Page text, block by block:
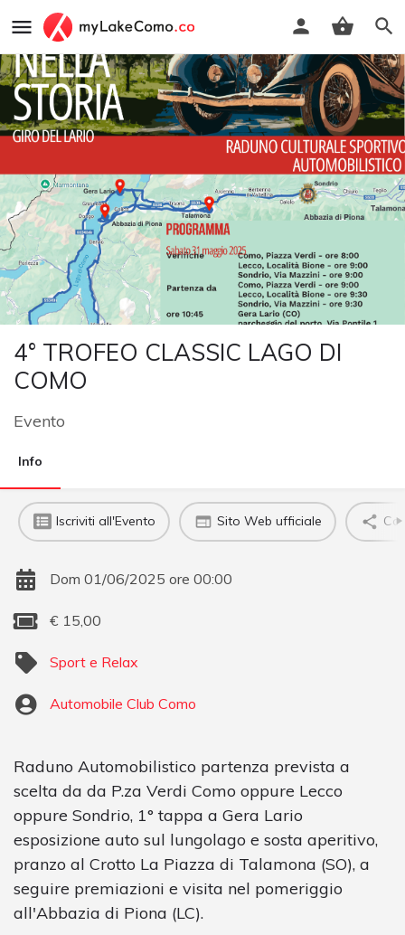
4° TROFEO CLASSIC LAGO DI
COMO
Evento
Info
Iscriviti all'Evento Sito Web ufficiale
Dom 01/06/2025 ore 00:00
€ 15,00
Sport e Relax
Automobile Club Como
Raduno Automobilistico partenza prevista a
scelta da da P.za Verdi Como oppure Lecco
oppure Sondrio, 1° tappa a Gera Lario
esposizione auto sul lungolago e sosta aperitivo,
pranzo al Crotto La Piazza di Talamona (SO), a
seguire premiazioni e visita nel pomeriggio
all'Abbazia di Piona (LC).